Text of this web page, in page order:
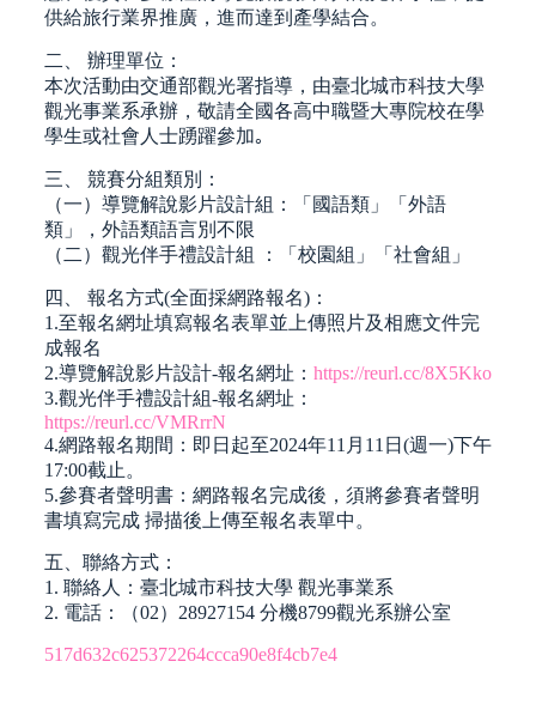
供給旅行業界推廣，進而達到產學結合。
二、 辦理單位：
本次活動由交通部觀光署指導，由臺北城市科技大學
觀光事業系承辦，敬請全國各高中職暨大專院校在學
學生或社會人士踴躍參加｡
三、 競賽分組類別：
（一）導覽解說影片設計組：「國語類」「外語
類」，外語類語言別不限
（二）觀光伴手禮設計組 ：「校園組」「社會組」
四、 報名方式(全面採網路報名)：
1.至報名網址填寫報名表單並上傳照片及相應文件完
成報名
2.導覽解說影片設計-報名網址： https://reurl.cc/8X5Kko
3.觀光伴手禮設計組-報名網址：
https://reurl.cc/VMRrrN
4.網路報名期間：即日起至2024年11月11日(週一)下午
17:00截止。
5.參賽者聲明書：網路報名完成後，須將參賽者聲明
書填寫完成 掃描後上傳至報名表單中。
五、聯絡方式：
1. 聯絡人：臺北城市科技大學 觀光事業系
2. 電話：（02）28927154 分機8799觀光系辦公室
517d632c625372264ccca90e8f4cb7e4